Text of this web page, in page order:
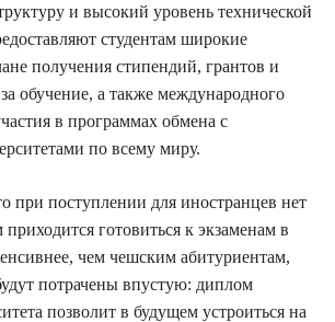
и высокий уровень технической
студентам широкие
получения стипендий, грантов и
обучение, а также международного
в программах обмена с
по всему миру.
при поступлении для иностранцев нет
готовиться к экзаменам в
чем чешским абитуриентам,
потрачены впустую: диплом
позволит в будущем устроиться на